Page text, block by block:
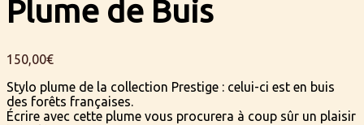
Plume de Buis
150,00€
Stylo plume de la collection Prestige : celui-ci est en buis
des forêts françaises.
Écrire avec cette plume vous procurera à coup sûr un plaisir